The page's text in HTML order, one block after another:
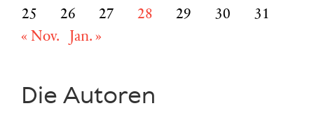
25
26 27 28 29 30
31
« Nov.
Jan. »
Die Autoren